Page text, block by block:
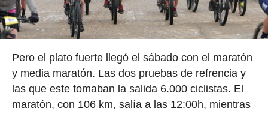
Pero el plato fuerte llegó el sábado con el maratón
y media maratón. Las dos pruebas de refrencia y
las que este tomaban la salida 6.000 ciclistas. El
maratón, con 106 km, salía a las 12:00h, mientras